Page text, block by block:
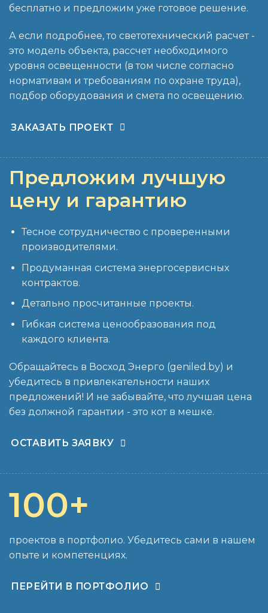
бесплатно и предложим уже готовое решение.
А если подробнее, то светотехнический расчет -
это модель объекта, рассчет необходимого
уровня освещенности (в том числе согласно
нормативам и требованиям по охране труда),
подбор оборудования и смета по освещению.
ЗАКАЗАТЬ ПРОЕКТ
Предложим лучшую
цену и гарантию
Тесное сотрудничество с проверенными
производителями.
Продуманная система энергосервисных
контрактов.
Детально просчитанные проекты.
Гибкая система ценообразования под
каждого клиента.
Обращайтесь в Восход Энерго (geniled.by) и
убедитесь в привлекательности наших
предложений! И не забывайте, что лучшая цена
без должной гарантии - это кот в мешке.
ОСТАВИТЬ ЗАЯВКУ
100+
проектов в портфолио. Убедитесь сами в нашем
опыте и компетенциях.
ПЕРЕЙТИ В ПОРТФОЛИО